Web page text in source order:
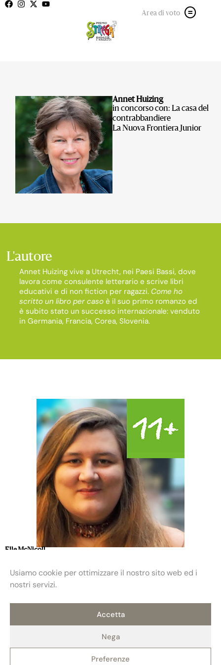
Usiamo cookie per ottimizzare il nostro sito web ed i
nostri servizi.
Accetta
Nega
Preferenze
Area di voto
Annet Huizing
in concorso con: La casa del
contrabbandiere
La Nuova Frontiera Junior
L'autore
Annet Huizing vive a Utrecht, nei Paesi Bassi, dove
lavora come consulente letterario e scrive libri
educativi e di non fiction per ragazzi. Come ho
scritto un libro per casoè il suo primo romanzo ed
è subito stato un successo internazionale: venduto
in Germania, Francia, Corea, Slovenia.
Elle McNicoll